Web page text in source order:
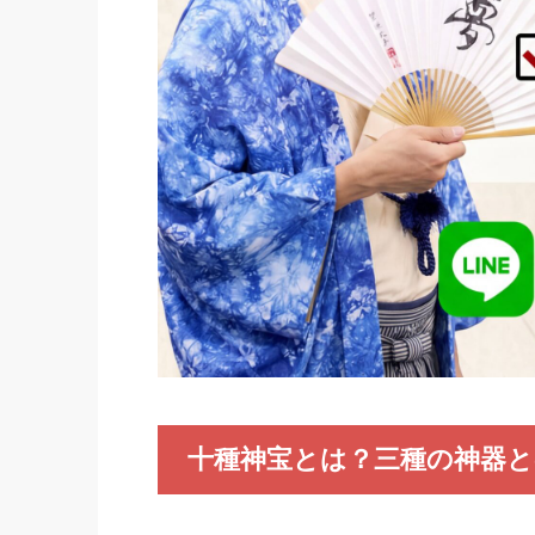
十種神宝とは？三種の神器